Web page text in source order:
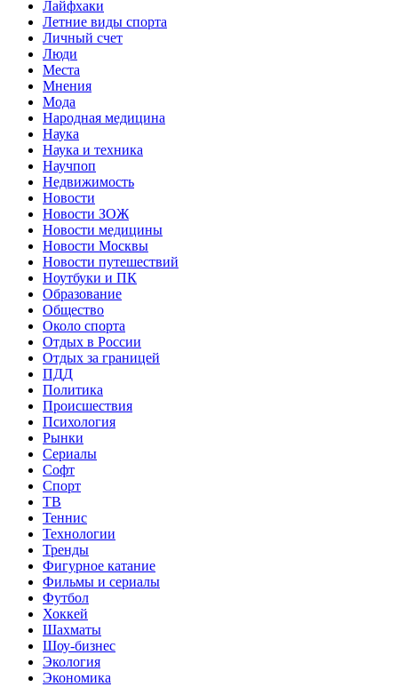
Лайфхаки
Летние виды спорта
Личный счет
Люди
Места
Мнения
Мода
Народная медицина
Наука
Наука и техника
Научпоп
Недвижимость
Новости
Новости ЗОЖ
Новости медицины
Новости Москвы
Новости путешествий
Ноутбуки и ПК
Образование
Общество
Около спорта
Отдых в России
Отдых за границей
ПДД
Политика
Происшествия
Психология
Рынки
Сериалы
Софт
Спорт
ТВ
Теннис
Технологии
Тренды
Фигурное катание
Фильмы и сериалы
Футбол
Хоккей
Шахматы
Шоу-бизнес
Экология
Экономика